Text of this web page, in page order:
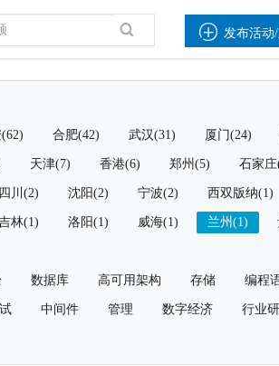
 发布活动
合肥(42) 武汉(31) 厦门(24)
天津(7) 香港(6) 郑州(5) 石家庄
四川(2) 沈阳(2) 宁波(2) 西双版纳(1)
林(1) 洛阳(1) 威海(1) 兰州(1)
数据库 高可用架构 存储 编程
中间件 管理 数字经济 行业